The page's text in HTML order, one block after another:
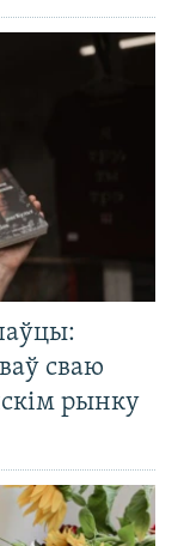
сваю
рынку